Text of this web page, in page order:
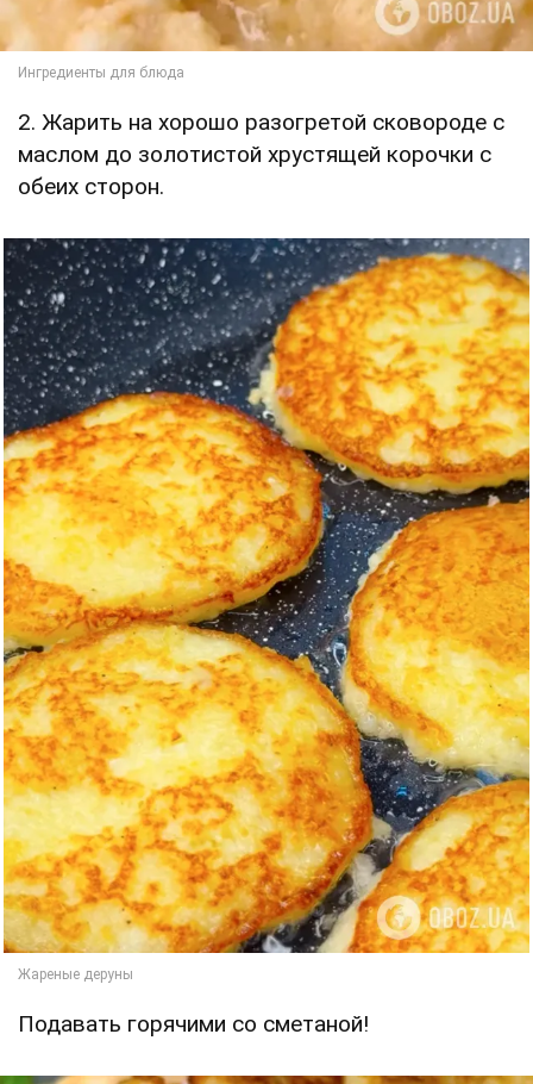
2. Жарить на хорошо разогретой сковороде с
маслом до золотистой хрустящей корочки с
обеих сторон.
Подавать горячими со сметаной!